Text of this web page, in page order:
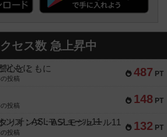
セス数 急上昇中
487 PT
心とともに
投稿
148 PT
投稿
132 PT
リオンズ：ASLモジュール11
投稿